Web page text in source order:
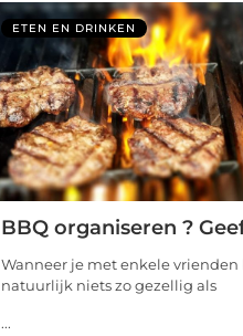
ETEN EN DRINKEN
BBQ organiseren ?
Wanneer je met enkele vrienden
natuurlijk niets zo gezellig als
...